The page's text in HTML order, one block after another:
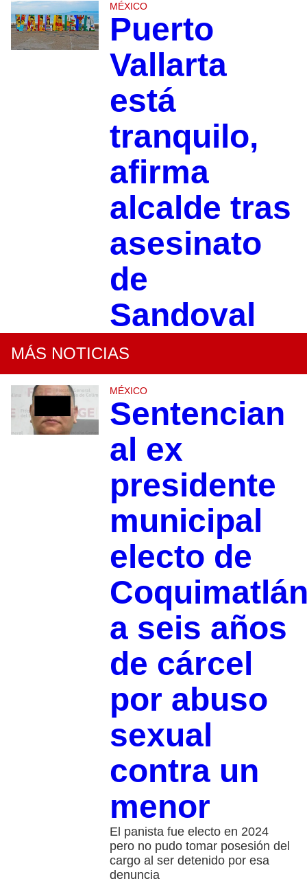
MÉXICO
Puerto
Vallarta
está
tranquilo,
afirma
alcalde tras
asesinato
de
Sandoval
MÁS NOTICIAS
MÉXICO
Sentencian
al ex
presidente
municipal
electo de
a seis años
de cárcel
por abuso
sexual
contra un
menor
El panista fue electo en 2024
pero no pudo tomar posesión del
cargo al ser detenido por esa
denuncia